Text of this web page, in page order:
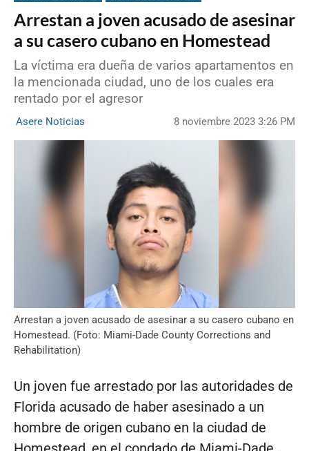
Arrestan a joven acusado de asesinar
a su casero cubano en Homestead
La víctima era dueña de varios apartamentos en
la mencionada ciudad, uno de los cuales era
rentado por el agresor
Asere Noticias 8 noviembre 2023 3:26 PM
Arrestan a joven acusado de asesinar a su casero cubano en
Homestead. (Foto: Miami-Dade County Corrections and
Rehabilitation)
Un joven fue arrestado por las autoridades de
Florida acusado de haber asesinado a un
hombre de origen cubano en la ciudad de